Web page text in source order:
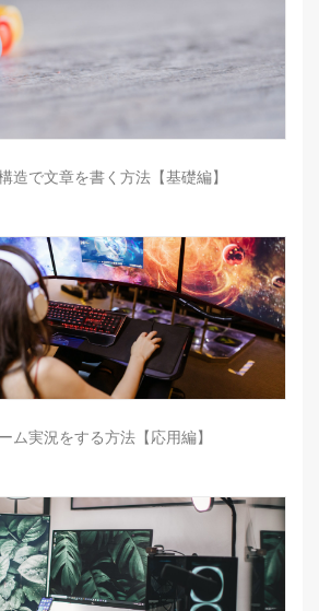
造で文章を書く方法【基礎編】
ム実況をする方法【応用編】